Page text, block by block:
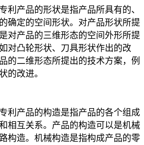
产品的形状是指产品所具有的、
确定的空间形状。对产品形状所提
对产品的三维形态的空间外形所提
对凸轮形状、刀具形状作出的改
的二维形态所提出的技术方案，例
的改进。
产品的构造是指产品的各个组成
相互关系。产品的构造可以是机械
构造。机械构造是指构成产品的零